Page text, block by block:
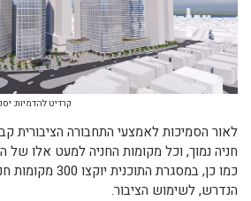
קרדיט להדמיות:
לאור הסמיכות לאמצעי התחבורה הציבורית
חניה נמוך, וכל מקומות החניה למעט אלו של
כמו כן, במסגרת
הנדרש, לשימוש הציבור.